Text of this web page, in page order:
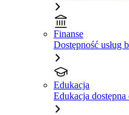
Finanse
Dostępność usług
Edukacja
Edukacja